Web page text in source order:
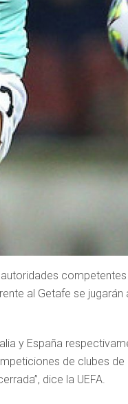
competentes
al Getafe se jugarán
y España
de clubes de
dice la UEFA.